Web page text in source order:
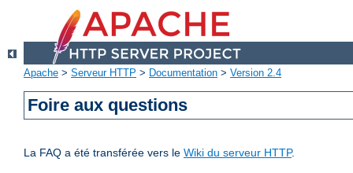
Apache > Serveur HTTP > Documentation > Version 2.4
Foire aux questions
La FAQ a été transférée vers le Wiki du serveur HTTP.